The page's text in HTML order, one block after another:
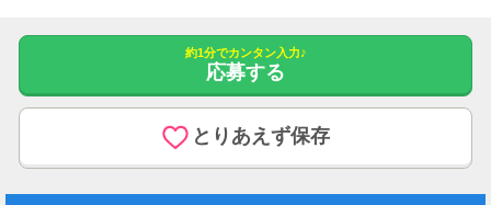
【給与詳細】
給与下限：月給 327,500円～
給与上限：月給 327,500円
約1分でカンタン入力♪
応募する
とりあえず保存